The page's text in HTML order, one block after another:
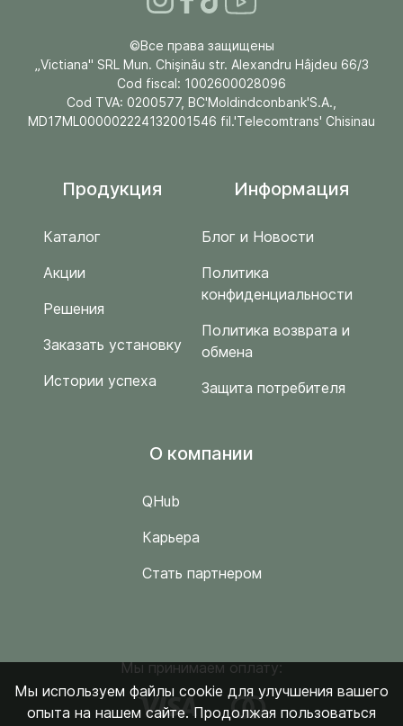
©Все права защищены
„Victiana" SRL Mun. Chişinău str. Alexandru Hâjdeu 66/3
Cod fiscal: 1002600028096
Cod TVA: 0200577, BC'Moldindconbank'S.A.,
MD17ML000002224132001546 fil.'Telecomtrans' Chisinau
Продукция
Каталог
Акции
Решения
Заказать установку
Истории успеха
Информация
Блог и Новости
Политика
конфиденциальности
Политика возврата и
обмена
Защита потребителя
O компании
QHub
Карьера
Стать партнером
Мы принимаем оплату:
Мы используем файлы cookie для улучшения вашего
опыта на нашем сайте. Продолжая пользоваться